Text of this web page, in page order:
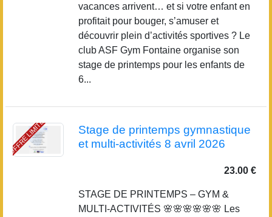
vacances arrivent… et si votre enfant en
profitait pour bouger, s’amuser et
découvrir plein d’activités sportives ? Le
club ASF Gym Fontaine organise son
stage de printemps pour les enfants de
6...
OFFRE LIMITÉE
Stage de printemps gymnastique
et multi-activités 8 avril 2026
23.00 €
STAGE DE PRINTEMPS – GYM &
MULTI-ACTIVITÉS 🌸🌸🌸🌸🌸🌸 Les